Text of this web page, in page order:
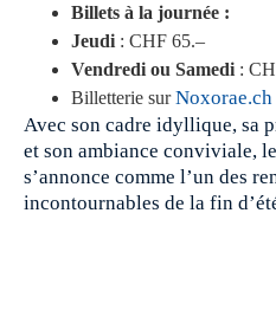
Billets à la journée :
Jeudi : CHF 65.–
Vendredi ou Samedi :
Billetterie surNoxorae.ch
Avec son cadre idyllique, sa
et son ambiance conviviale,
s’annonce comme l’un des
incontournables de la fin